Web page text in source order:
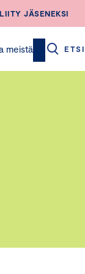
LIITY JÄSENEKSI
meistä ETSI